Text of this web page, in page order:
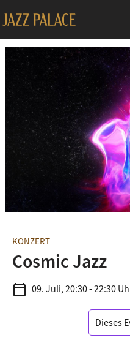
KONZERT
Cosmic Jazz
calendar_today 09. Juli, 20:30 - 22:30
Dieses